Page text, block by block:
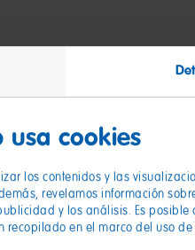
usa cookies
los contenidos y las
revelamos información
y los análisis. Es
en el marco del uso
muy populares entre
la
familiar desde
Corporativa